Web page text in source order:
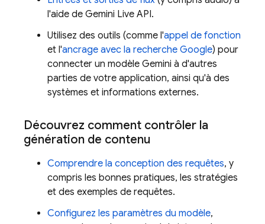
l'aide de Gemini Live API.
Utilisez des outils (comme l'appel de fonction
et l'ancrage avec la recherche Google) pour
connecter un modèle Gemini à d'autres
parties de votre application, ainsi qu'à des
systèmes et informations externes.
Découvrez comment contrôler la
génération de contenu
Comprendre la conception des requêtes, y
compris les bonnes pratiques, les stratégies
et des exemples de requêtes.
Configurez les paramètres du modèle,